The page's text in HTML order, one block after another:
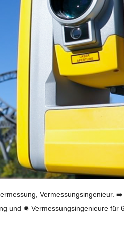
Vermessungsingenieur.
und ✹ Vermessungsingenieure